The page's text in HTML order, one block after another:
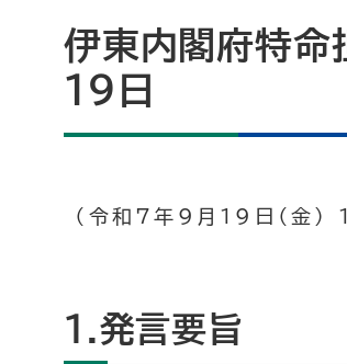
伊東内閣府特命
19日
（令和7年9月19日（金
1.発言要旨